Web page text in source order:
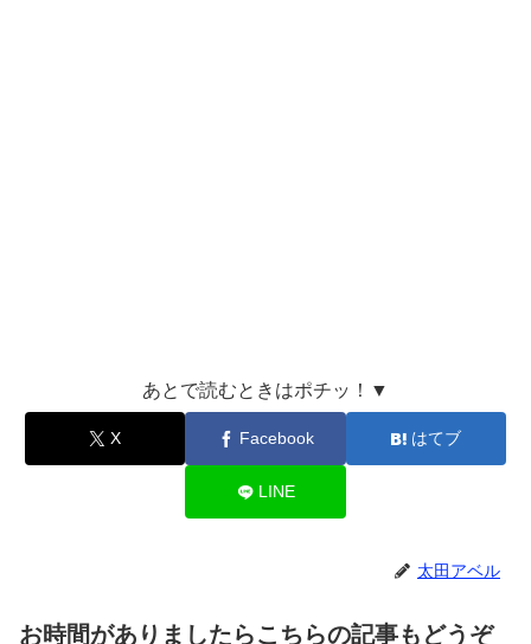
あとで読むときはポチッ！▼
X Facebook はてブ
LINE
太田アベル
お時間がありましたらこちらの記事もどうぞ